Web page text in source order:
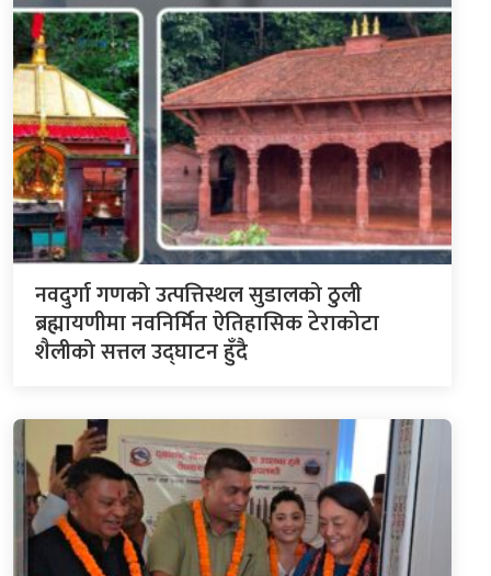
नवदुर्गा गणको उत्पत्तिस्थल सुडालको ठुली
ब्रह्मायणीमा नवनिर्मित ऐतिहासिक टेराकोटा
शैलीको सत्तल उद्घाटन हुँदै